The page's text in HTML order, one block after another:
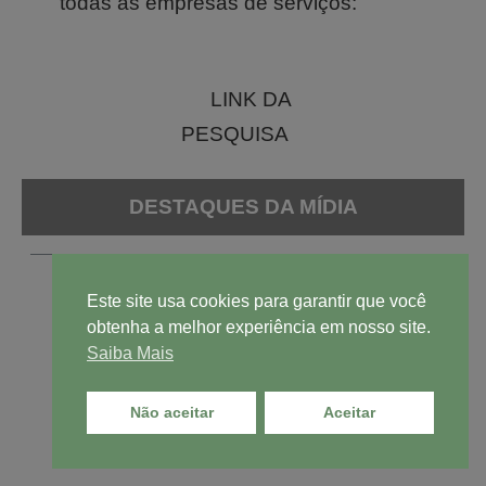
LINK DA
PESQUISA
DESTAQUES DA MÍDIA
REFORMA TRIBUTÁRIA NÃO DÁ VOTOS
Este site usa cookies para garantir que você
obtenha a melhor experiência em nosso site.
Saiba Mais
Não aceitar Aceitar